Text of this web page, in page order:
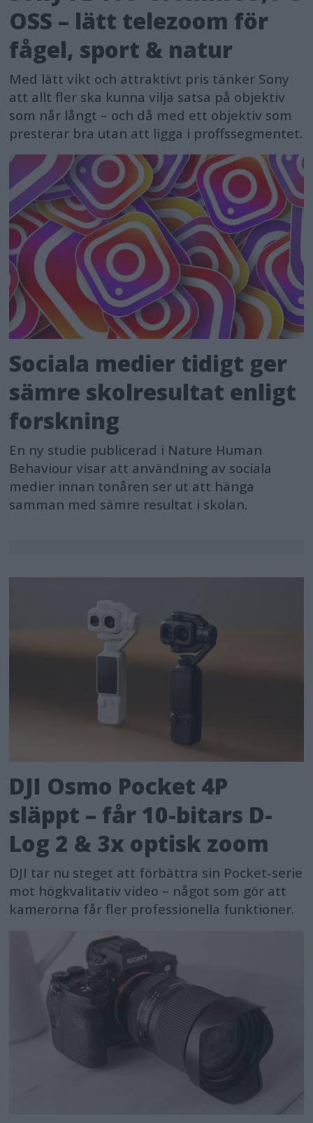
OSS – lätt telezoom för
fågel, sport & natur
Med lätt vikt och attraktivt pris tänker Sony
att allt fler ska kunna vilja satsa på objektiv
som når långt – och då med ett objektiv som
presterar bra utan att ligga i proffssegmentet.
Sociala medier tidigt ger
sämre skolresultat enligt
forskning
En ny studie publicerad i Nature Human
Behaviour visar att användning av sociala
medier innan tonåren ser ut att hänga
samman med sämre resultat i skolan.
DJI Osmo Pocket 4P
släppt – får 10-bitars D-
Log 2 & 3x optisk zoom
DJI tar nu steget att förbättra sin Pocket-serie
mot högkvalitativ video – något som gör att
kamerorna får fler professionella funktioner.